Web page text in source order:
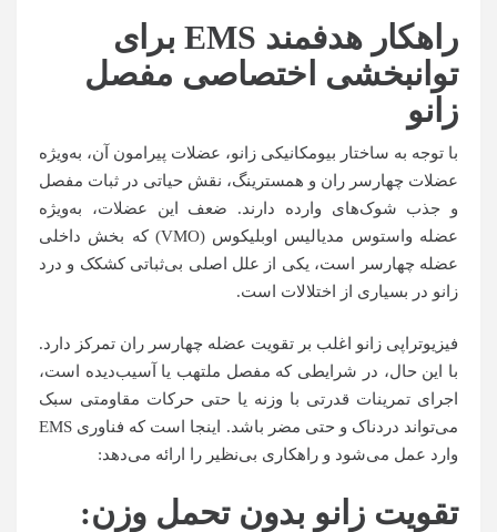
راهکار هدفمند
برای
توانبخشی اختصاصی مفصل
زانو
با توجه به ساختار بیومکانیکی زانو، عضلات پیرامون آن، به‌ویژه
عضلات چهارسر ران و همسترینگ، نقش حیاتی در ثبات مفصل
و جذب شوک‌های وارده دارند. ضعف این عضلات، به‌ویژه
عضله واستوس مدیالیس اوبلیکوس (VMO) که بخش داخلی
عضله چهارسر است، یکی از علل اصلی بی‌ثباتی کشکک و درد
زانو در بسیاری از اختلالات است.
فیزیوتراپی زانو اغلب بر تقویت عضله چهارسر ران تمرکز دارد.
با این حال، در شرایطی که مفصل ملتهب یا آسیب‌دیده است،
اجرای تمرینات قدرتی با وزنه یا حتی حرکات مقاومتی سبک
می‌تواند دردناک و حتی مضر باشد. اینجا است که فناوری EMS
وارد عمل می‌شود و راهکاری بی‌نظیر را ارائه می‌دهد:
تقویت زانو بدون تحمل وزن: